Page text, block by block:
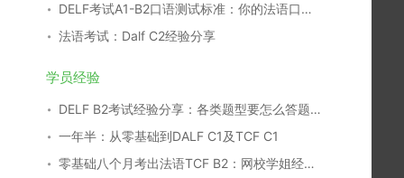
DELF考试A1-B2口语测试标准：你的法语口语水平如何？
法语考试：Dalf C2经验分享
学员经验
DELF B2考试经验分享：各类题型要怎么答题？
一年半：从零基础到DALF C1及TCF C1
零基础八个月考出法语TCF B2：网校学姐经验分享